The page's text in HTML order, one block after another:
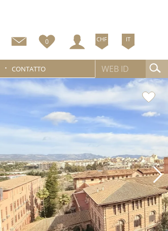
0 CHF IT
CONTATTO